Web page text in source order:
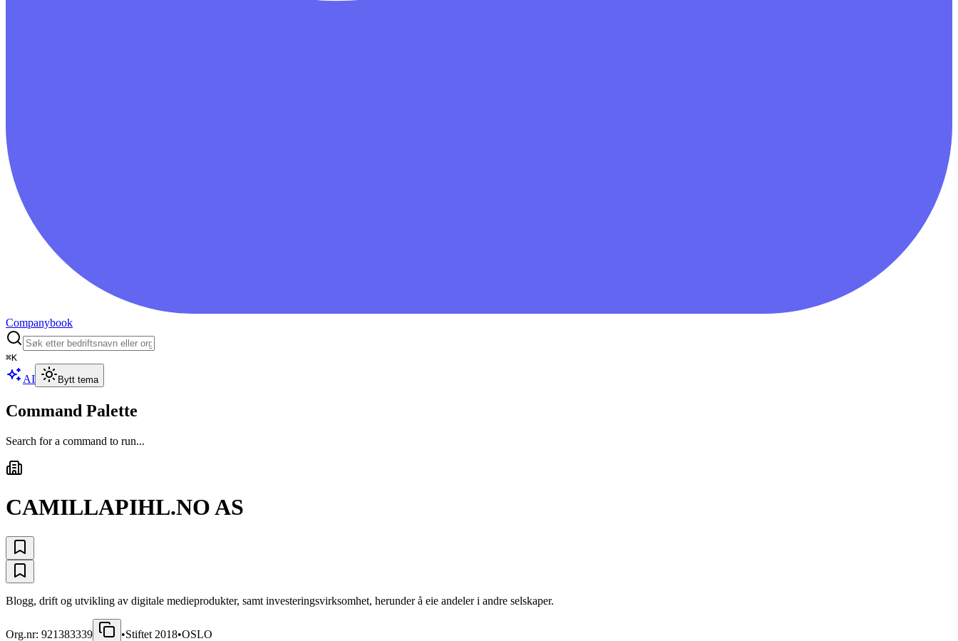
Companybook
⌘K
AI Bytt tema
Command Palette
Search for a command to run...
CAMILLAPIHL.NO AS
Blogg, drift og utvikling av digitale medieprodukter, samt investeringsvirksomhet, herunder å eie andeler i andre selskaper.
Org.nr: 921383339 •Stiftet 2018•OSLO